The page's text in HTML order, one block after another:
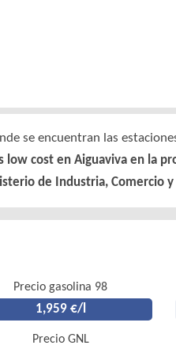
se encuentran las
low cost en Aiguaviva en la
de Industria, Comercio y
Precio gasolina 98
1,959 €/l
Precio GNL